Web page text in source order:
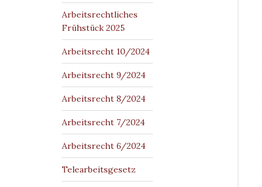
Arbeitsrechtliches
Frühstück 2025
Arbeitsrecht 10/2024
Arbeitsrecht 9/2024
Arbeitsrecht 8/2024
Arbeitsrecht 7/2024
Arbeitsrecht 6/2024
Telearbeitsgesetz